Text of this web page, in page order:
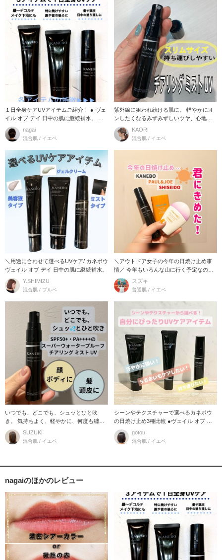
１日全身ケアUVアイテムご紹介！ ● ヴェ
イル オブ デイ 日中の肌に継続補水。 乾
燥を
nagai
混合肌 / イエベ
紫外線に狙われ続ける肌に。 軽やかにオ
ンしたくなるみずみずしいツヤ、心地よ
い香り。 SP
KAORI
混合肌 / イエベ
＼用途に合わせて選べるUVケア/ カネボウ
ヴェイル オブ デイ 日中の肌に継続補水。
Y.SHIMIZU
混合肌 / ブルベ
＼アウトドア女子の今年の日焼け止め事
情／ 今年もいろんな山に行く予定なので
すが、年を重
スズキ
普通肌 / イエベ
いつでも、どこでも、シュッとひと吹
き。 気持ちよく、軽やかに、何度も纏い
たくなる使い心地の
SUZUKI
混合肌 / イエベ
シーンやテクスチャーで選べるカネボウ
の日焼け止め3種比較 ●ヴェイル オブ デ
イ ●グロ
gotou
混合肌 / イエベ
nagaiのほかのレビュー